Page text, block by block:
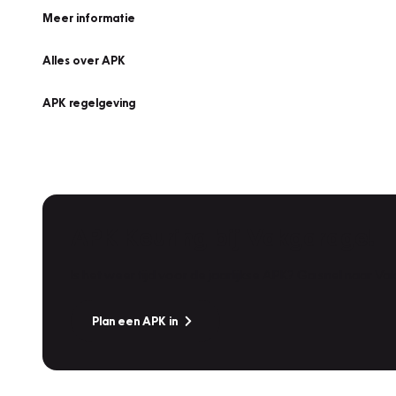
Meer informatie
Alles over APK
APK regelgeving
Plan een APK in